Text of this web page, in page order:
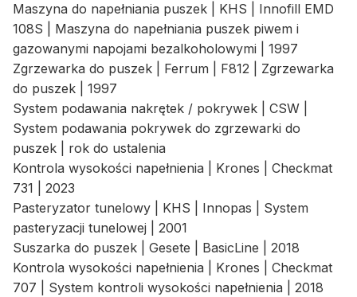
Maszyna do napełniania puszek | KHS | Innofill EMD
108S | Maszyna do napełniania puszek piwem i
gazowanymi napojami bezalkoholowymi | 1997
Zgrzewarka do puszek | Ferrum | F812 | Zgrzewarka
do puszek | 1997
System podawania nakrętek / pokrywek | CSW |
System podawania pokrywek do zgrzewarki do
puszek | rok do ustalenia
Kontrola wysokości napełnienia | Krones | Checkmat
731 | 2023
Pasteryzator tunelowy | KHS | Innopas | System
pasteryzacji tunelowej | 2001
Suszarka do puszek | Gesete | BasicLine | 2018
Kontrola wysokości napełnienia | Krones | Checkmat
707 | System kontroli wysokości napełnienia | 2018